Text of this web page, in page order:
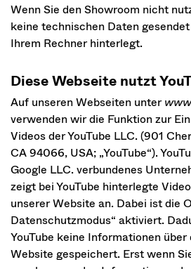
Wenn Sie den Showroom nicht
keine technischen Daten
Ihrem Rechner hinterlegt.
Diese Webseite nutzt
Auf unseren Webseiten unter
verwenden wir die Funktion zur
Videos der YouTube LLC. (901
CA 94066, USA; „YouTube“).
Google LLC. verbundenes
zeigt bei YouTube hinterlegte
unserer Website an. Dabei ist die
Datenschutzmodus“ aktiviert.
YouTube keine Informationen
Website gespeichert. Erst wenn